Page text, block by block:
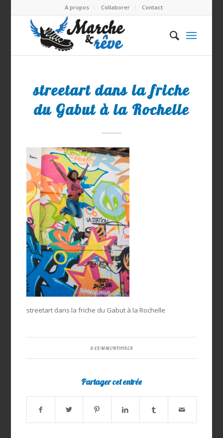
A propos Collaborer Contact
streetart dans la friche
du Gabut à la Rochelle
streetart dans la friche du Gabut à la Rochelle
0 COMMENTAIRES
Partager cet entrée